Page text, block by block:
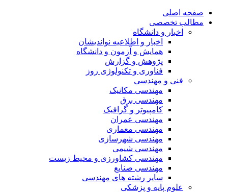
صفحه اصلی
مطالب تخصصی
اخبار و دانشگاه
اخبار و اطلاعیه نواندیشان
همایش و آزمون و دانشگاه
پژوهش و گزارش
فناوری و تکنولوژی روز
فنی و مهندسی
مهندسی مکانیک
مهندسی برق
کامپیوتر و گرافیک
مهندسی عمران
مهندسی معماری
مهندسی شهرسازی
مهندسی شیمی
مهندسی کشاورزی و محیط زیست
مهندسی صنایع
سایر رشته های مهندسی
علوم پایه و پزشکی